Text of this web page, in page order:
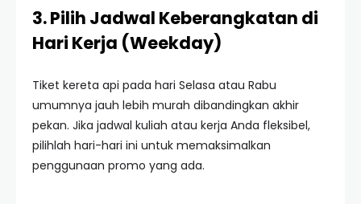
3. Pilih Jadwal Keberangkatan di
Hari Kerja (Weekday)
Tiket kereta api pada hari Selasa atau Rabu
umumnya jauh lebih murah dibandingkan akhir
pekan. Jika jadwal kuliah atau kerja Anda fleksibel,
pilihlah hari-hari ini untuk memaksimalkan
penggunaan promo yang ada.